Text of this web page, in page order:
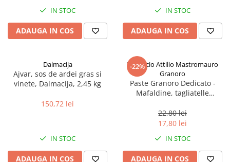
Spania / Cipru / Africa
Sare de mare din Oceanele Pacific
Sare de roca
Sare speciala
Specialitati din ulei
Terine si placinte
Prajitore paine
Gratare
IN STOC
ADAUGA IN COS
IN STOC
ADAUGA IN COS
Dalmacija
Ajvar, sos de ardei gras si
vinete, Dalmacija, 2,45 kg
150,72 lei
IN STOC
ADAUGA IN COS
-22%
Pastificio Attilio Mastromauro
Granoro
Paste Granoro Dedicato -
Mafaldine, tagliatelle
22,80 lei
17,80 lei
IN STOC
ADAUGA IN COS